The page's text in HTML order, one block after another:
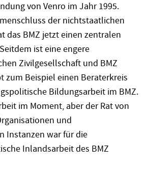
von Venro im Jahr 1995.
der nichtstaatlichen
das BMZ jetzt einen zentralen
ist eine engere
Zivilgesellschaft und BMZ
zum Beispiel einen Beraterkreis
Bildungsarbeit im BMZ.
im Moment, aber der Rat von
und
Instanzen war für die
Inlandsarbeit des BMZ